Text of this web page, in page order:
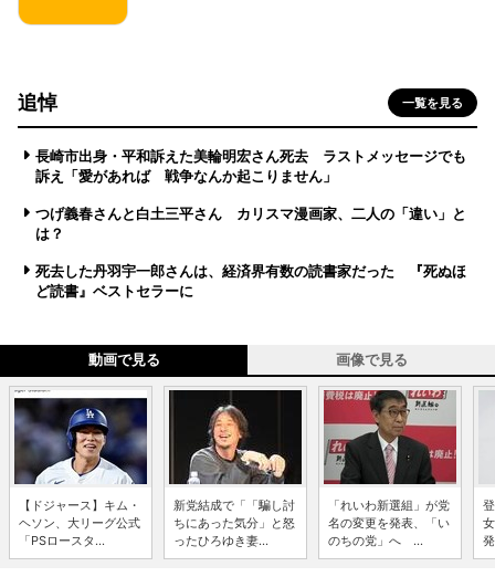
追悼 一覧を見る
長崎市出身・平和訴えた美輪明宏さん死去 ラストメッセージでも
訴え「愛があれば 戦争なんか起こりません」
つげ義春さんと白土三平さん カリスマ漫画家、二人の「違い」と
は？
死去した丹羽宇一郎さんは、経済界有数の読書家だった 『死ぬほ
ど読書』ベストセラーに
動画で見る 画像で見る
【ドジャース】キム・
ヘソン、大リーグ公式
「PSロースタ...
新党結成で「「騙し討
ちにあった気分」と怒
ったひろゆき妻...
「れいわ新選組」が党
名の変更を発表、「い
のちの党」へ ...